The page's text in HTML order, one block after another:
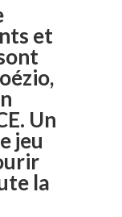
et
Un
jeu
la